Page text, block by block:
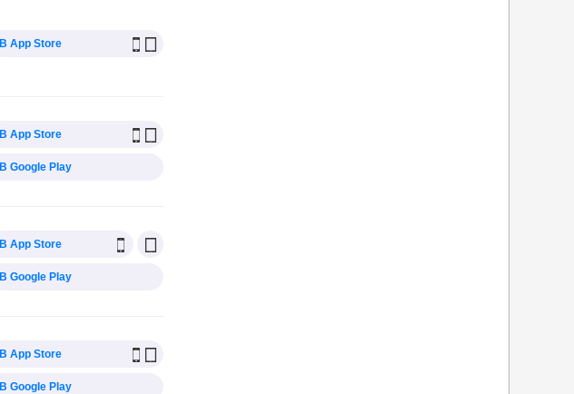
В App Store
В App Store
В Google Play
В App Store
В Google Play
В App Store
В Google Play